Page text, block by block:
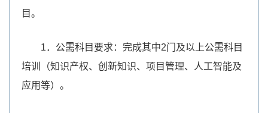
目。
1．公需科目要求：完成其中2门及以上公需科目
培训（知识产权、创新知识、项目管理、人工智能及
应用等）。